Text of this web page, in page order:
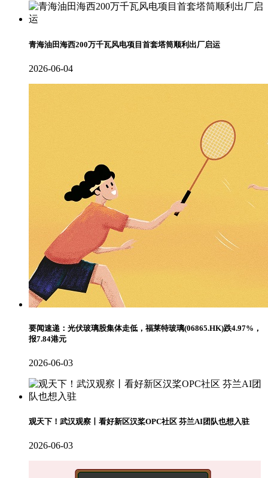
青海油田海西200万千瓦风电项目首套塔筒顺利出厂启运
2026-06-04
要闻速递：光伏玻璃股集体走低，福莱特玻璃(06865.HK)跌4.97%，
报7.84港元
2026-06-03
观天下！武汉观察丨看好新区汉桨OPC社区 芬兰AI团队也想入驻
2026-06-03